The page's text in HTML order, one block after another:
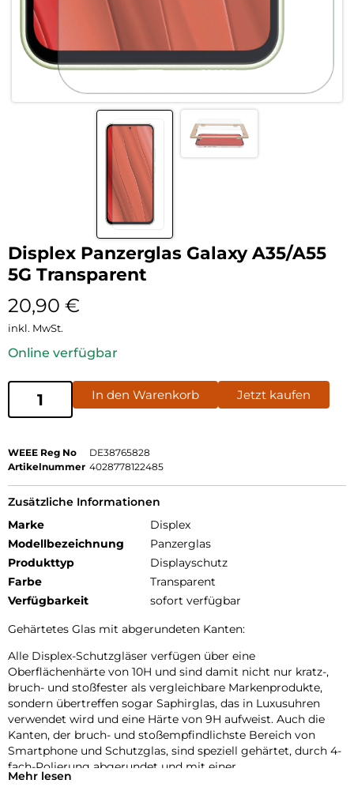
Displex Panzerglas Galaxy A35/A55
5G Transparent
20,90 €
inkl. MwSt.
Online verfügbar
In den Warenkorb Jetzt kaufen
WEEE Reg No
DE38765828
Artikelnummer 4028778122485
Zusätzliche Informationen
Marke
Displex
Modellbezeichnung
Panzerglas
Produkttyp
Displayschutz
Farbe
Transparent
Verfügbarkeit
sofort verfügbar
Gehärtetes Glas mit abgerundeten Kanten:
Alle Displex-Schutzgläser verfügen über eine
Oberflächenhärte von 10H und sind damit nicht nur kratz-,
bruch- und stoßfester als vergleichbare Markenprodukte,
sondern übertreffen sogar Saphirglas, das in Luxusuhren
verwendet wird und eine Härte von 9H aufweist. Auch die
Kanten, der bruch- und stoßempfindlichste Bereich von
Smartphone und Schutzglas, sind speziell gehärtet, durch 4-
fach-Polierung abgerundet und mit einer
stoßabsorbierenden Kante versehen. Dieses aufwendige
Mehr lesen